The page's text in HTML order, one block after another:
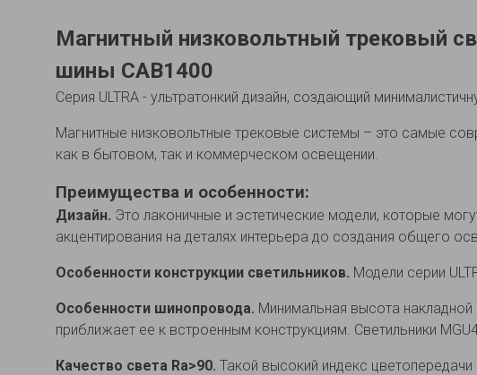
Магнитный низковольтный трековый
шины CAB1400
Серия ULTRA - ультратонкий дизайн, создающий
Магнитные низковольтные трековые системы – это самые
как в бытовом, так и коммерческом освещении.
Преимущества и особенности:
Дизайн. Это лаконичные и эстетические модели, которые
акцентирования на деталях интерьера до создания общего
Особенности конструкции светильников. Модели серии
Особенности шинопровода. Минимальная высота
приближает ее к встроенным конструкциям. Светильники
Качество света Ra>90. Такой высокий индекс